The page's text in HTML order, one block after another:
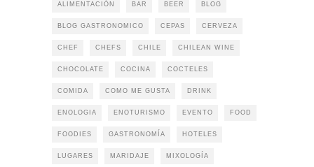
ALIMENTACIÓN BAR BEER BLOG
BLOG GASTRONOMICO CEPAS CERVEZA
CHEF CHEFS CHILE CHILEAN WINE
CHOCOLATE COCINA COCTELES
COMIDA COMO ME GUSTA DRINK
ENOLOGIA ENOTURISMO EVENTO FOOD
FOODIES GASTRONOMÍA HOTELES
LUGARES MARIDAJE MIXOLOGÍA